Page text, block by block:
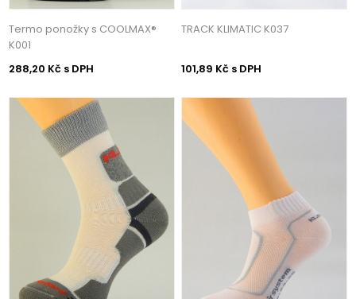
Termo ponožky s COOLMAX®
K001
288,20 Kč s DPH
TRACK KLIMATIC K037
101,89 Kč s DPH